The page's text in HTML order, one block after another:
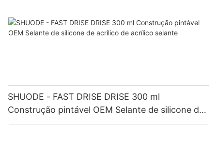
SHUODE - FAST DRISE DRISE 300 ml
Construção pintável OEM Selante de silicone de
acrílico de acrílico selante